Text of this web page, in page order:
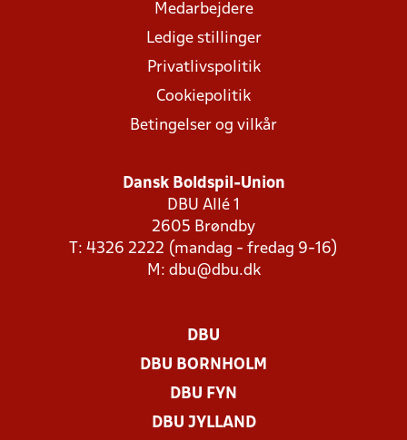
Medarbejdere
Ledige stillinger
Privatlivspolitik
Cookiepolitik
Betingelser og vilkår
Dansk Boldspil-Union
DBU Allé 1
2605 Brøndby
T: 4326 2222 (mandag - fredag 9-16)
M: dbu@dbu.dk
DBU
DBU BORNHOLM
DBU FYN
DBU JYLLAND